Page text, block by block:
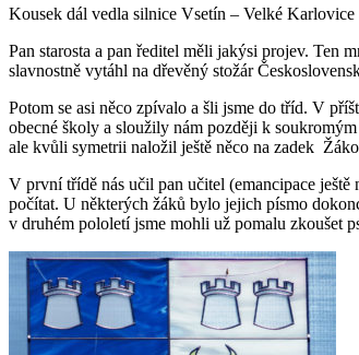
Kousek dál vedla silnice Vsetín – Velké
Pan starosta a pan ředitel měli jakýsi projev. Ten
slavnostně vytáhl na dřevěný stožár
Potom se asi něco zpívalo a šli jsme do tříd. V
obecné školy a sloužily nám později k
ale kvůli symetrii naložil ještě něco na zadek
V první třídě nás učil pan učitel (emancipace
počítat. U některých žáků bylo jejich písmo
v druhém pololetí jsme mohli už pomalu zkoušet